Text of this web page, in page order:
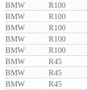
BMW
R100
BMW
R100
BMW
R100
BMW
R100
BMW
R100
BMW
R45
BMW
R45
BMW
R45